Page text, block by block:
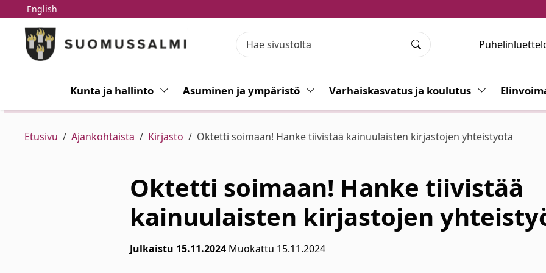
Siirry pääsisältöön
Siirry päävalikkoon
English
Haku
Kunta ja hallinto Vaihda alasvetovalikkoa
Asuminen ja ympäristö Vaihda alasvetovalikkoa
Varhaiskasvatus ja koulutus Vaihda
Etusivu Ajankohtaista Kirjasto Oktetti soimaan! Hanke tiivistää kainuulaisten kirjastojen yhteistyötä
Oktetti soimaan! Hanke tiivistää
kainuulaisten kirjastojen
Julkaistu 15.11.2024 Muokattu 15.11.2024